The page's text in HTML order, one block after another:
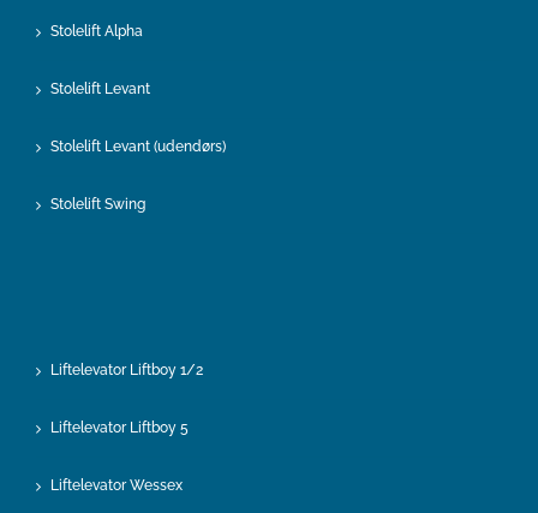
Stolelift Alpha
Stolelift Levant
Stolelift Levant (udendørs)
Stolelift Swing
Liftelevator Liftboy 1/2
Liftelevator Liftboy 5
Liftelevator Wessex